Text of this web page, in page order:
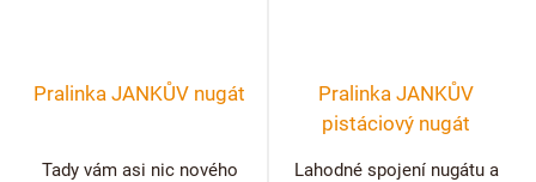
Pralinka JANKŮV nugát
Tady vám asi nic nového
Pralinka JANKŮV
pistáciový nugát
Lahodné spojení nugátu a